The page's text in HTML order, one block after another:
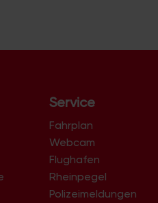
Service
Fahrplan
Webcam
Flughafen
Rheinpegel
Polizeimeldungen